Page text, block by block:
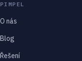
PIMPEL
O nás
Blog
Řešení